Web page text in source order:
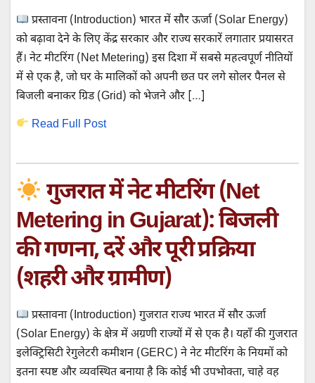
प्रस्तावना (Introduction) भारत में सौर ऊर्जा (Solar Energy)
को बढ़ावा देने के लिए केंद्र सरकार और राज्य सरकारें लगातार प्रयासरत
हैं। नेट मीटरिंग (Net Metering) इस दिशा में सबसे महत्वपूर्ण नीतियों
में से एक है, जो घर के मालिकों को अपनी छत पर लगे सोलर पैनल से
बिजली बनाकर ग्रिड (Grid) को भेजने और […]
Read Full Post
गुजरात में नेट मीटरिंग (Net
Metering in Gujarat): बिजली
की गणना, दरें और पूरी प्रक्रिया
(शहरी और ग्रामीण)
प्रस्तावना (Introduction) गुजरात राज्य भारत में सौर ऊर्जा
(Solar Energy) के क्षेत्र में अग्रणी राज्यों में से एक है। यहाँ की गुजरात
इलेक्ट्रिसिटी रेगुलेटरी कमीशन (GERC) ने नेट मीटरिंग के नियमों को
इतना स्पष्ट और व्यवस्थित बनाया है कि कोई भी उपभोक्ता, चाहे वह